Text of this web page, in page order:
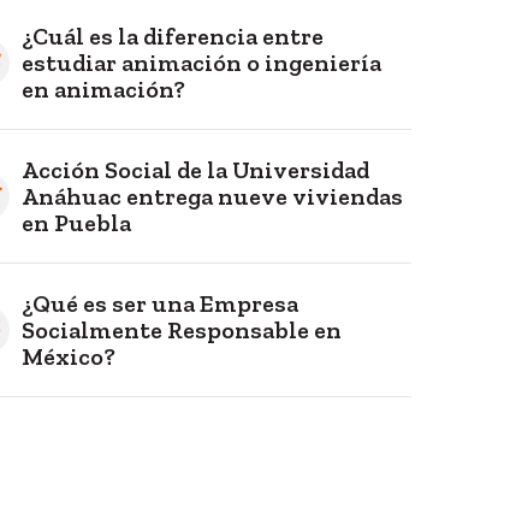
¿Cuál es la diferencia entre
estudiar animación o ingeniería
en animación?
Acción Social de la Universidad
Anáhuac entrega nueve viviendas
en Puebla
¿Qué es ser una Empresa
Socialmente Responsable en
México?